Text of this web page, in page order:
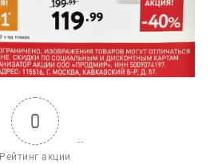
0
Рейтинг акции